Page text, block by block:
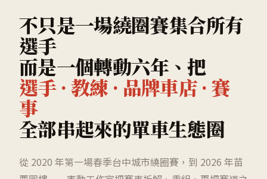
不只是一場繞圈賽集合所有
選手
而是一個轉動六年、把
選手 · 教練 · 品牌車店 · 賽
事
全部串起來的單車生態圈
從 2020 年第一場春季台中城市繞圈賽，到 2026 年苗